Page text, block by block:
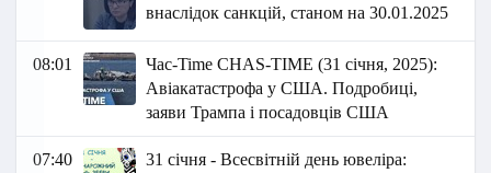
внаслідок санкцій, станом на 30.01.2025
08:01
Час-Time CHAS-TIME (31 січня, 2025):
Авіакатастрофа у США. Подробиці,
заяви Трампа і посадовців США
07:40
31 січня - Всесвітній день ювеліра: